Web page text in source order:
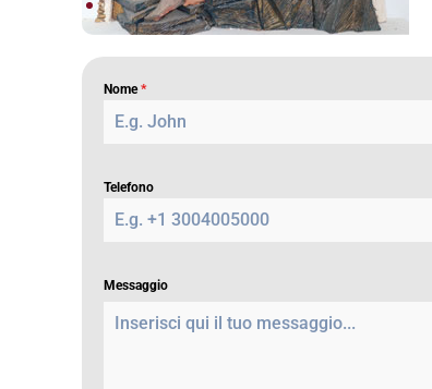
Nome*
Telefono
Messaggio